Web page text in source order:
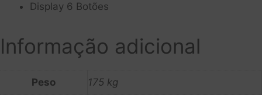
Display 6 Botões
Informação adicional
Peso 175 kg